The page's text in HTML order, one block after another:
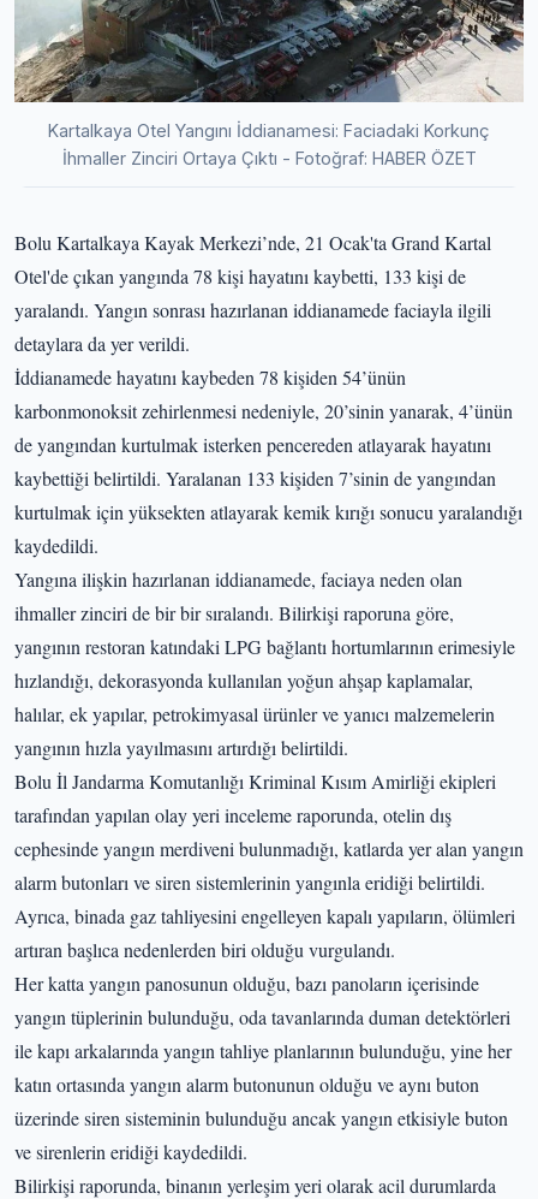
Kartalkaya Otel Yangını İddianamesi: Faciadaki Korkunç
İhmaller Zinciri Ortaya Çıktı - Fotoğraf: HABER ÖZET
Bolu Kartalkaya Kayak Merkezi’nde, 21 Ocak'ta Grand Kartal
Otel'de çıkan yangında 78 kişi hayatını kaybetti, 133 kişi de
yaralandı. Yangın sonrası hazırlanan iddianamede faciayla ilgili
detaylara da yer verildi.
İddianamede hayatını kaybeden 78 kişiden 54’ünün
karbonmonoksit zehirlenmesi nedeniyle, 20’sinin yanarak, 4’ünün
de yangından kurtulmak isterken pencereden atlayarak hayatını
kaybettiği belirtildi. Yaralanan 133 kişiden 7’sinin de yangından
kurtulmak için yüksekten atlayarak kemik kırığı sonucu yaralandığı
kaydedildi.
Yangına ilişkin hazırlanan iddianamede, faciaya neden olan
ihmaller zinciri de bir bir sıralandı. Bilirkişi raporuna göre,
yangının restoran katındaki LPG bağlantı hortumlarının erimesiyle
hızlandığı, dekorasyonda kullanılan yoğun ahşap kaplamalar,
halılar, ek yapılar, petrokimyasal ürünler ve yanıcı malzemelerin
yangının hızla yayılmasını artırdığı belirtildi.
Bolu İl Jandarma Komutanlığı Kriminal Kısım Amirliği ekipleri
tarafından yapılan olay yeri inceleme raporunda, otelin dış
cephesinde yangın merdiveni bulunmadığı, katlarda yer alan yangın
alarm butonları ve siren sistemlerinin yangınla eridiği belirtildi.
Ayrıca, binada gaz tahliyesini engelleyen kapalı yapıların, ölümleri
artıran başlıca nedenlerden biri olduğu vurgulandı.
Her katta yangın panosunun olduğu, bazı panoların içerisinde
yangın tüplerinin bulunduğu, oda tavanlarında duman detektörleri
ile kapı arkalarında yangın tahliye planlarının bulunduğu, yine her
katın ortasında yangın alarm butonunun olduğu ve aynı buton
üzerinde siren sisteminin bulunduğu ancak yangın etkisiyle buton
ve sirenlerin eridiği kaydedildi.
Bilirkişi raporunda, binanın yerleşim yeri olarak acil durumlarda